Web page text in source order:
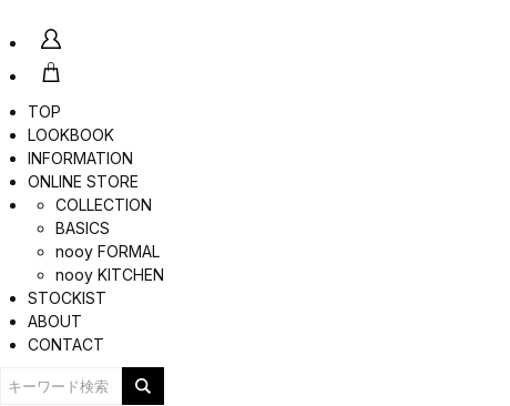
TOP
LOOKBOOK
INFORMATION
ONLINE STORE
COLLECTION
BASICS
nooy FORMAL
nooy KITCHEN
STOCKIST
ABOUT
CONTACT